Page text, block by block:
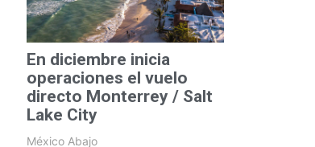
En diciembre inicia
operaciones el vuelo
directo Monterrey / Salt
Lake City
México Abajo